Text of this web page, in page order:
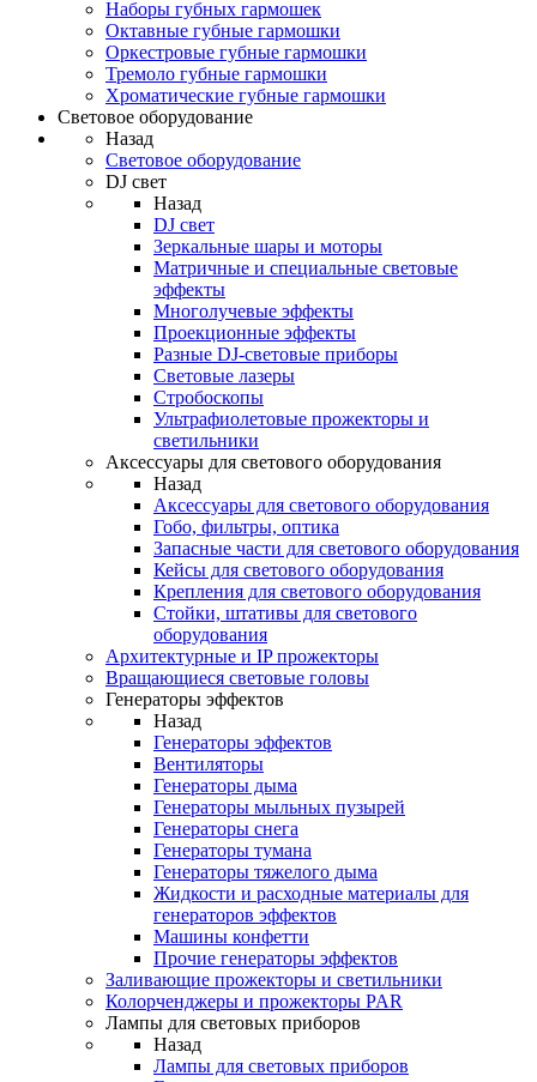
Наборы губных гармошек
Октавные губные гармошки
Оркестровые губные гармошки
Тремоло губные гармошки
Хроматические губные гармошки
Световое оборудование
Назад
Световое оборудование
DJ свет
Назад
DJ свет
Зеркальные шары и моторы
Матричные и специальные световые
эффекты
Многолучевые эффекты
Проекционные эффекты
Разные DJ-световые приборы
Световые лазеры
Стробоскопы
Ультрафиолетовые прожекторы и
светильники
Аксессуары для светового оборудования
Назад
Аксессуары для светового оборудования
Гобо, фильтры, оптика
Запасные части для светового оборудования
Кейсы для светового оборудования
Крепления для светового оборудования
Стойки, штативы для светового
оборудования
Архитектурные и IP прожекторы
Вращающиеся световые головы
Генераторы эффектов
Назад
Генераторы эффектов
Вентиляторы
Генераторы дыма
Генераторы мыльных пузырей
Генераторы снега
Генераторы тумана
Генераторы тяжелого дыма
Жидкости и расходные материалы для
генераторов эффектов
Машины конфетти
Прочие генераторы эффектов
Заливающие прожекторы и светильники
Колорченджеры и прожекторы PAR
Лампы для световых приборов
Назад
Лампы для световых приборов